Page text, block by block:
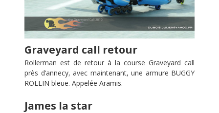
Graveyard call retour
Rollerman est de retour à la course Graveyard call
près d’annecy, avec maintenant, une armure BUGGY
ROLLIN bleue. Appelée Aramis.
James la star